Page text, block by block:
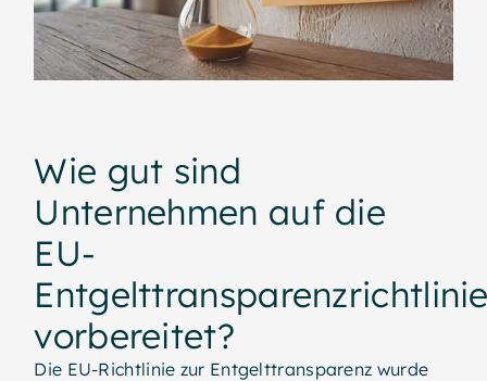
Wie gut sind
Unternehmen auf die
EU-
vorbereitet?
Die EU-Richtlinie zur Entgelttransparenz wurde